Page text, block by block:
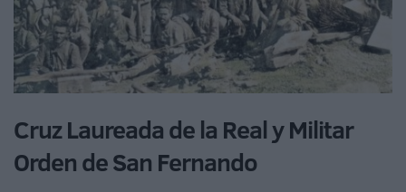
Cruz Laureada de la Real y Militar
Orden de San Fernando